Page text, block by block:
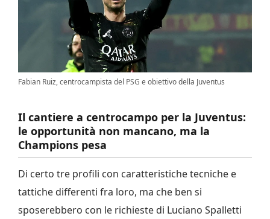
Fabian Ruiz, centrocampista del PSG e obiettivo della Juventus
Il cantiere a centrocampo per la Juventus:
le opportunità non mancano, ma la
Champions pesa
Di certo tre profili con caratteristiche tecniche e
tattiche differenti fra loro, ma che ben si
sposerebbero con le richieste di Luciano Spalletti